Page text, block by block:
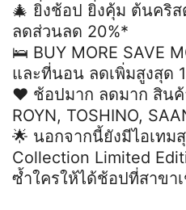
🎄 ยิ่งช้อป ยิ่งคุ้ม ต้นคริ
ลดส่วนลด 20%*
🛌 BUY MORE SAVE
และที่นอน ลดเพิ่มสูงสุด
❤️ ช้อปมาก ลดมาก สินค้
ROYN, TOSHINO,
🌟 นอกจากนี้ยังมีไอเทม
Collection Limited
ซ้ำใครให้ได้ช้อปที่สาขา